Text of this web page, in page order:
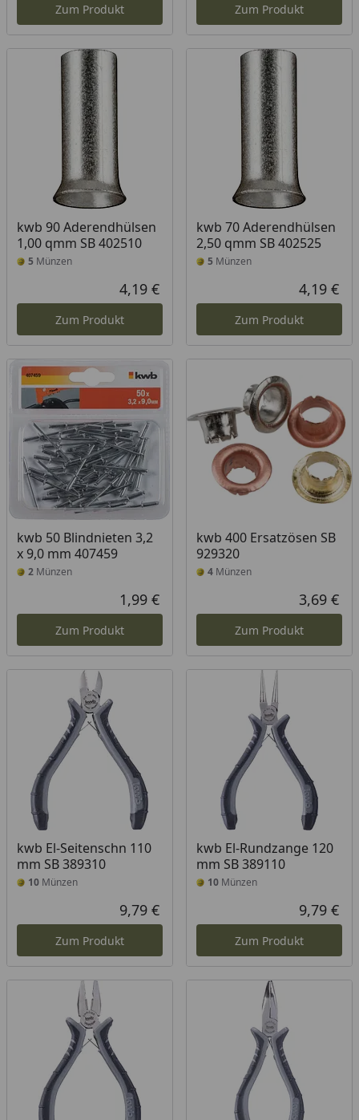
Zum Produkt Zum Produkt
kwb 90 Aderendhülsen
1,00 qmm SB 402510
5 Münzen
Aktueller Preis
4,19 €
Zum Produkt
kwb 70 Aderendhülsen
2,50 qmm SB 402525
5 Münzen
4,19 €
Zum Produkt
kwb 50 Blindnieten 3,2
x 9,0 mm 407459
2 Münzen
Aktueller Preis
1,99 €
Zum Produkt
kwb 400 Ersatzösen SB
929320
4Münzen
3,69 €
Zum Produkt
kwb El-Seitenschn 110
mm SB 389310
10 Münzen
Aktueller Preis
9,79 €
Zum Produkt
kwb El-Rundzange 120
mm SB 389110
10Münzen
9,79 €
Zum Produkt